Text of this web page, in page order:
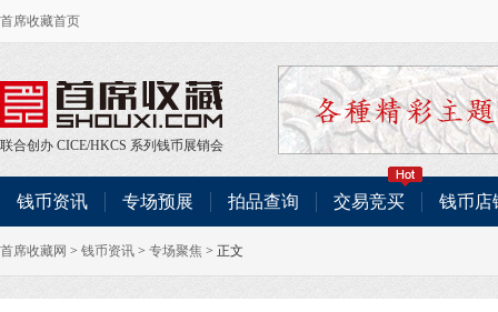
首席收藏首页
联合创办 CICE/HKCS 系列钱币展销会
钱币资讯 专场预展 拍品查询 交易竞买 钱币店
首席收藏网 > 钱币资讯 > 专场聚焦 > 正文